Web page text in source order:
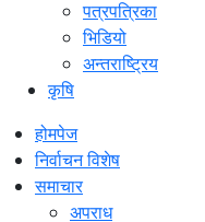
पत्रपत्रिका
भिडियो
अन्तराष्ट्रिय
कृषि
होमपेज
निर्वाचन विशेष
समाचार
अपराध